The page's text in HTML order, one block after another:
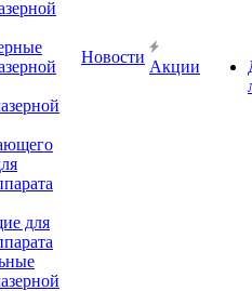
для
Новости
Акции